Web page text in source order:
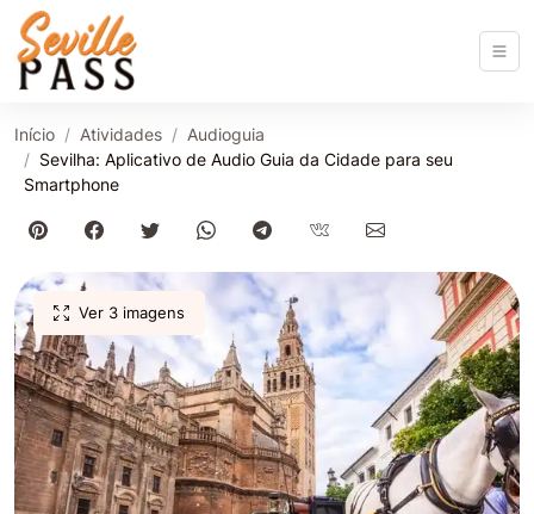
Início Atividades
Audioguia
Sevilha: Aplicativo de Audio Guia da Cidade para seu
Smartphone
Ver 3 imagens